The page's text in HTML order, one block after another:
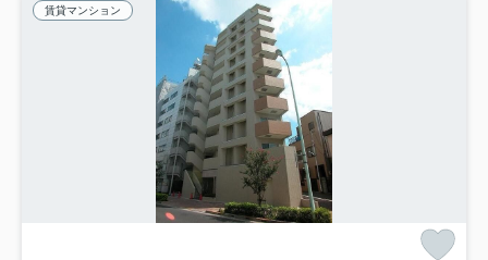
賃貸マンション